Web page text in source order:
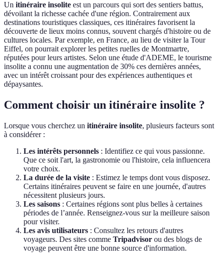
Un itinéraire insolite est un parcours qui sort des sentiers battus,
dévoilant la richesse cachée d'une région. Contrairement aux
destinations touristiques classiques, ces itinéraires favorisent la
découverte de lieux moins connus, souvent chargés d'histoire ou de
cultures locales. Par exemple, en France, au lieu de visiter la Tour
Eiffel, on pourrait explorer les petites ruelles de Montmartre,
réputées pour leurs artistes. Selon une étude d'ADEME, le tourisme
insolite a connu une augmentation de 30% ces dernières années,
avec un intérêt croissant pour des expériences authentiques et
dépaysantes.
Comment choisir un itinéraire insolite ?
Lorsque vous cherchez un itinéraire insolite, plusieurs facteurs sont
à considérer :
Les intérêts personnels : Identifiez ce qui vous passionne.
Que ce soit l'art, la gastronomie ou l'histoire, cela influencera
votre choix.
La durée de la visite : Estimez le temps dont vous disposez.
Certains itinéraires peuvent se faire en une journée, d'autres
nécessitent plusieurs jours.
Les saisons : Certaines régions sont plus belles à certaines
périodes de l’année. Renseignez-vous sur la meilleure saison
pour visiter.
Les avis utilisateurs : Consultez les retours d'autres
voyageurs. Des sites comme Tripadvisor ou des blogs de
voyage peuvent être une bonne source d'information.